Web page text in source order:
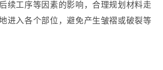
续工序等因素的影响，合理规划材料走
进入各个部位，避免产生皱褶或破裂等